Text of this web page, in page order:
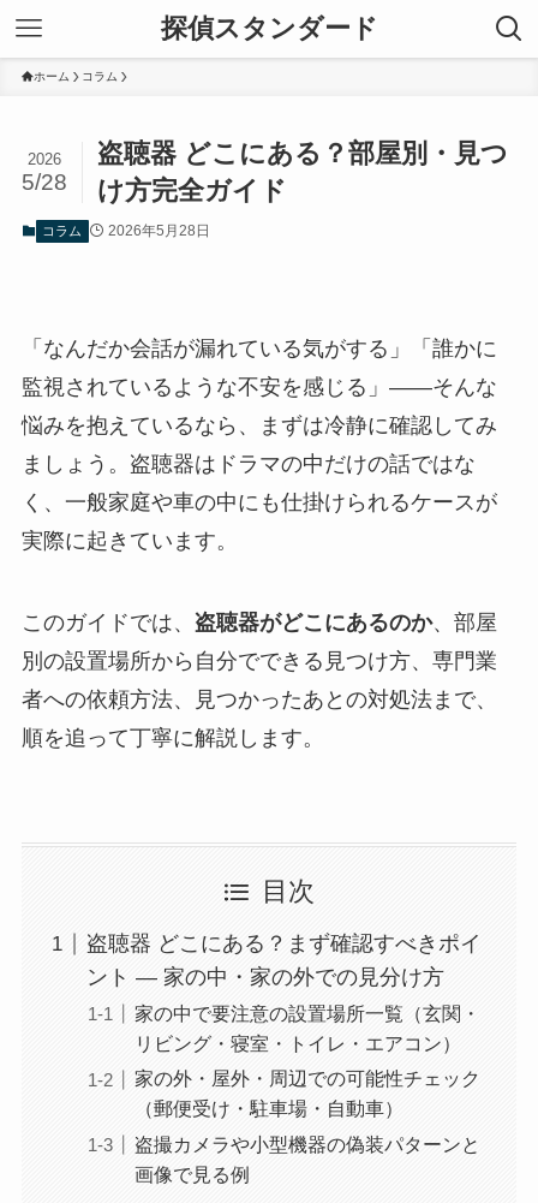
探偵スタンダード
ホーム コラム
盗聴器 どこにある？部屋別・見つ
け方完全ガイド
2026
5/28
コラム 2026年5月28日
「なんだか会話が漏れている気がする」「誰かに
監視されているような不安を感じる」——そんな
悩みを抱えているなら、まずは冷静に確認してみ
ましょう。盗聴器はドラマの中だけの話ではな
く、一般家庭や車の中にも仕掛けられるケースが
実際に起きています。
このガイドでは、 盗聴器がどこにあるのか、部屋
別の設置場所から自分でできる見つけ方、専門業
者への依頼方法、見つかったあとの対処法まで、
順を追って丁寧に解説します。
目次
盗聴器 どこにある？まず確認すべきポイ
ント — 家の中・家の外での見分け方
家の中で要注意の設置場所一覧（玄関・
リビング・寝室・トイレ・エアコン）
家の外・屋外・周辺での可能性チェック
（郵便受け・駐車場・自動車）
盗撮カメラや小型機器の偽装パターンと
画像で見る例